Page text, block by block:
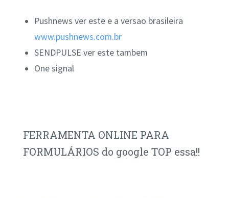
Pushnews ver este e a versao brasileira
www.pushnews.com.br
SENDPULSE ver este tambem
One signal
FERRAMENTA ONLINE PARA
FORMULÁRIOS do google TOP essa!!